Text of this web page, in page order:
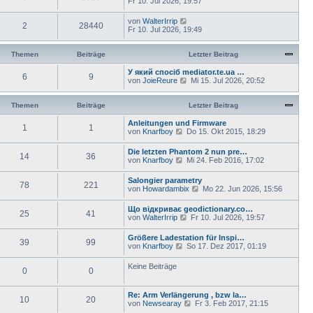
2 28440 von WalterIrrip
Fr 10. Jul 2026, 19:49
Themen Beiträge Letzter Beitrag
6 9
У який спосіб mediator.te.ua …
von JoieReure
N
u
e
s
t
e
e
i
t
r
a
Mi 15. Jul 2026, 20:52
Themen Beiträge Letzter Beitrag
1 1
Anleitungen und Firmware
von Knarfboy
N
e
s
t
e
r
e
i
t
r
a
g
Do 15. Okt 2015, 18:29
14 36
Die letzten Phantom 2 nun pre…
von Knarfboy
N
e
s
t
e
r
e
i
r
Mi 24. Feb 2016, 17:02
78 221
Salongier parametry
von Howardambix
N
u
e
s
t
e
r
r
a
g
Mo 22. Jun 2026, 15:56
25 41
Що відкриває geodictionary.co…
von WalterIrrip
N
e
s
t
e
i
t
Fr 10. Jul 2026, 19:57
39 99
Größere Ladestation für Inspi…
von Knarfboy
N
t
e
r
So 17. Dez 2017, 01:19
0 0 Keine Beiträge
10 20
Re: Arm Verlängerung , bzw la…
von Newsearay
NFr 3. Feb 2017, 21:15